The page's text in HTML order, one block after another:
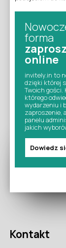
forma
online
invitely.in to
dzięki której
Twoich
którego
wydarzeniu i
zaproszenie,
panelu
jakich
Dowiedz
Kontakt